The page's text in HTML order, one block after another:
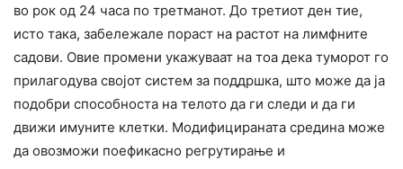
во рок од 24 часа по третманот. До третиот ден тие,
исто така, забележале пораст на растот на лимфните
садови. Овие промени укажуваат на тоа дека туморот го
прилагодува својот систем за поддршка, што може да ја
подобри способноста на телото да ги следи и да ги
движи имуните клетки. Модифицираната средина може
да овозможи поефикасно регрутирање и